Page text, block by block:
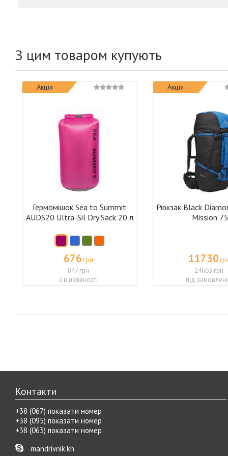
З цим товаром купують
Акція
Гермомішок Sea to Summit
AUDS20 Ultra-Sil Dry Sack 20 л
676грн
847 грн
є в наявності
Акція
Рюкзак Black
Mission 75
11730
14663 грн
під
Контакти
+38 (067) показати номер
+38 (095) показати номер
+38 (063) показати номер
mandrivnik.kh